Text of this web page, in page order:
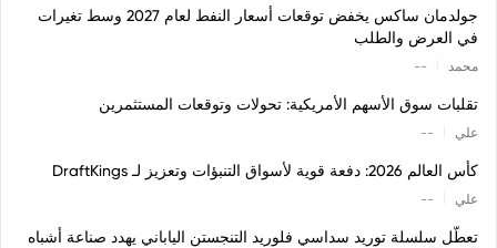
جولدمان ساكس يخفض توقعات أسعار النفط لعام 2027 وسط تغيرات
في العرض والطلب
محمد --
تقلبات سوق الأسهم الأمريكية: تحولات وتوقعات المستثمرين
علي --
كأس العالم 2026: دفعة قوية لأسواق التنبؤات وتعزيز لـ DraftKings
علي --
تعطّل سلسلة توريد سداسي فلوريد التنجستن الياباني يهدد صناعة أشباه